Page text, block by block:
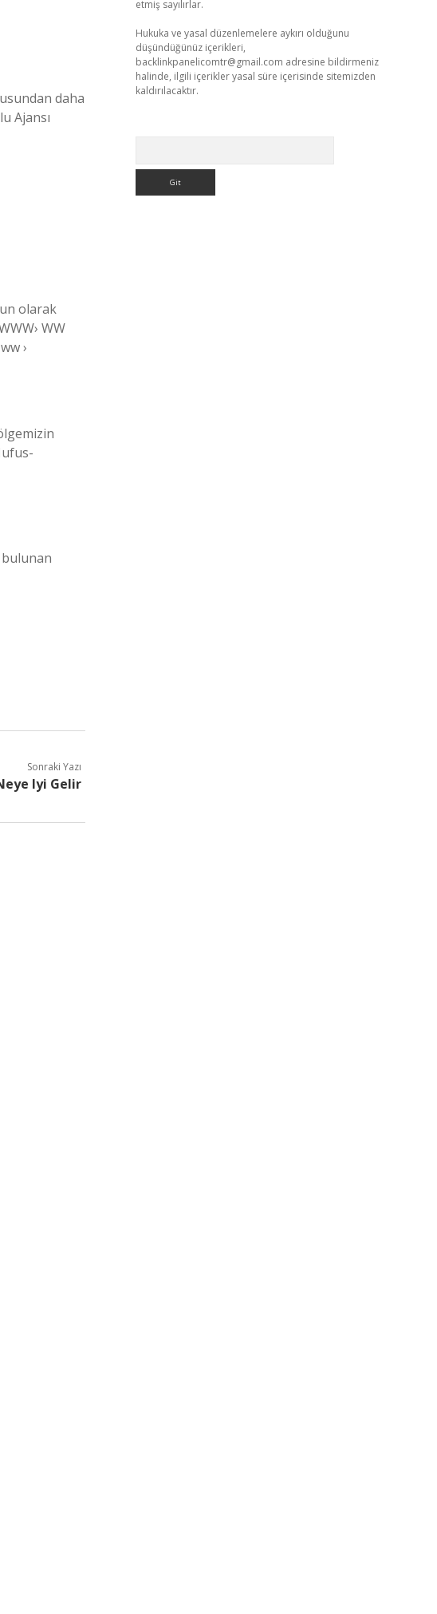
daha
Ajansı
olarak
WW
›
Sonraki Yazı
Iyi Gelir
etmiş sayılırlar.
Hukuka ve yasal düzenlemelere aykırı olduğunu
düşündüğünüz içerikleri,
backlinkpanelicomtr@gmail.com adresine bildirmeniz
halinde, ilgili içerikler yasal süre içerisinde sitemizden
kaldırılacaktır.